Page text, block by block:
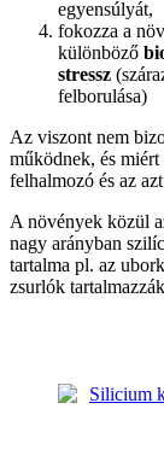
egyensúlyát,
fokozza a
különböző
stressz
felborulása)
Az viszont nem
működnek, és
felhalmozó és az
A növények közül
nagy arányban
tartalma pl. az
zsurlók